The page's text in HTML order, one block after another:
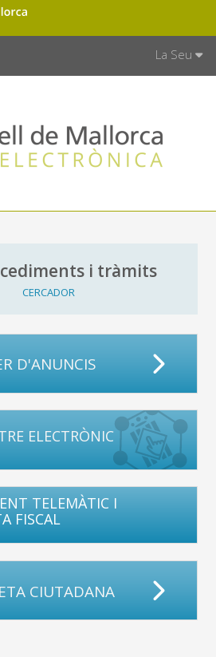
La Seu
i tràmits
CERCADOR
D'ANUNCIS
ELECTRÒNIC
TELEMÀTIC I
FISCAL
CIUTADANA